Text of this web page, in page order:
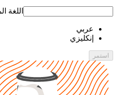
اللغة
عربي
إنكليزي
استمر